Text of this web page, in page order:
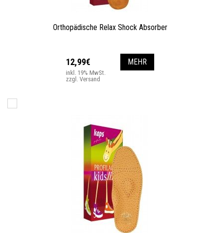
Orthopädische Relax Shock Absorber
12,99€
inkl. 19% MwSt.
zzgl. Versand
MEHR